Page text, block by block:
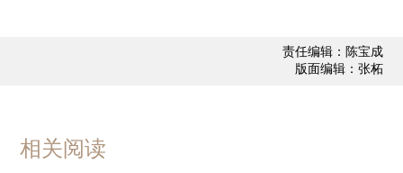
责任编辑：陈宝成
版面编辑：张柘
相关阅读